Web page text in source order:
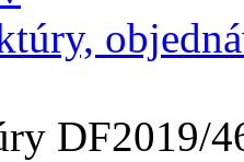
DF2019/